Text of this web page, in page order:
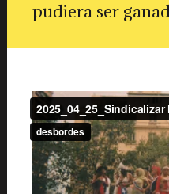
pudiera ser